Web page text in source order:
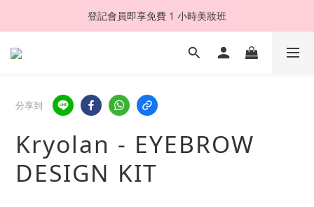
登記會員即享免費 1 小時美妝班
分享到
Kryolan - EYEBROW
DESIGN KIT